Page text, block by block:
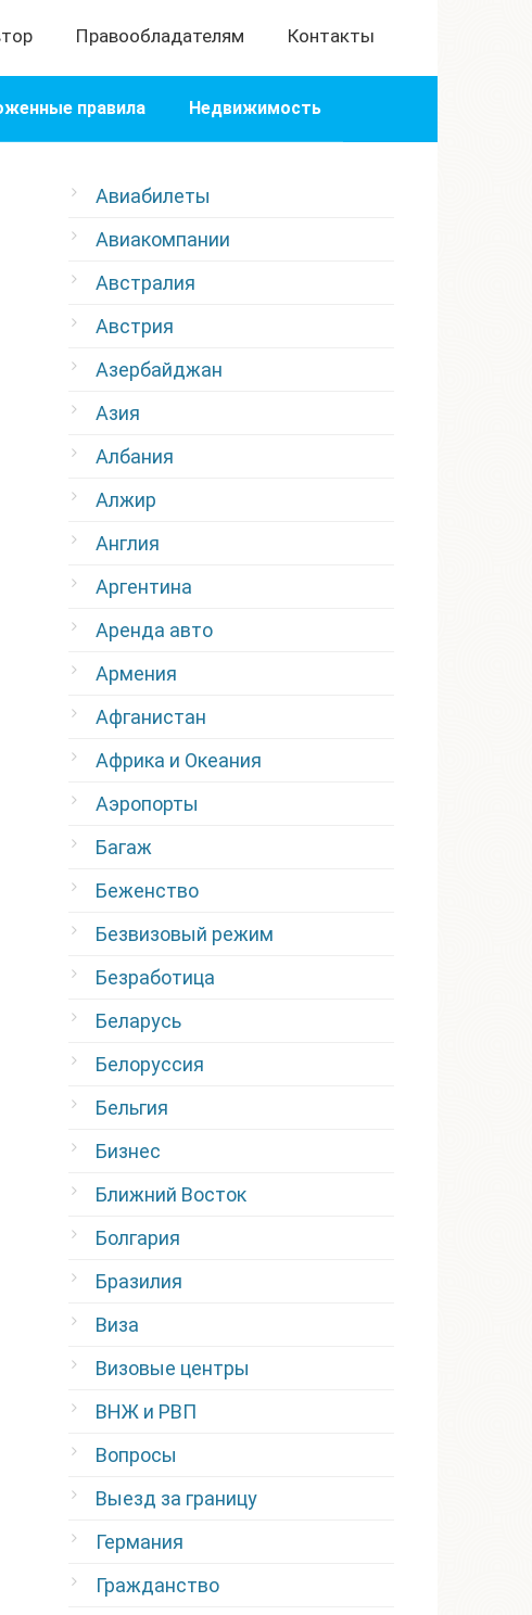
Правообладателям Контакты
правила Недвижимость
Авиабилеты
Авиакомпании
Австралия
Австрия
Азербайджан
Азия
Албания
Алжир
Англия
Аргентина
Аренда авто
Армения
Афганистан
Африка и Океания
Аэропорты
Багаж
Беженство
Безвизовый режим
Безработица
Беларусь
Белоруссия
Бельгия
Бизнес
Ближний Восток
Болгария
Бразилия
Виза
Визовые центры
ВНЖ и РВП
Вопросы
Выезд за границу
Германия
Гражданство